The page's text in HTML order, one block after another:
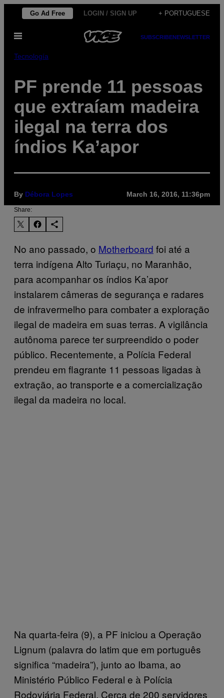
Skip
content
Go Ad Free LOGIN / SIGN UP + PORTUGUESE
Open
SUBSCRIBENEWSLETTER
Tecnología
PF prende 11 pessoas
que extraíam madeira
ilegal na terra dos
índios Ka’apor
By Débora Lopes March 16, 2016, 11:36pm
Share:
No ano passado, o Motherboard foi até a
terra indígena Alto Turiaçu, no Maranhão,
para acompanhar os índios Ka’apor
instalarem câmeras de segurança e radares
de infravermelho para combater a exploração
ilegal de madeira em suas terras. A vigilância
autônoma parece ter surpreendido o poder
público. Recentemente, a Polícia Federal
prendeu em flagrante 11 pessoas ligadas à
extração, ao transporte e a comercialização
ilegal da madeira no local.
Na quarta-feira (9), a PF iniciou a Operação
Lignum (palavra do latim que em português
significa “madeira”), junto ao Ibama, ao
Ministério Público Federal e à Polícia
Rodoviária Federal. Cerca de 200 servidores